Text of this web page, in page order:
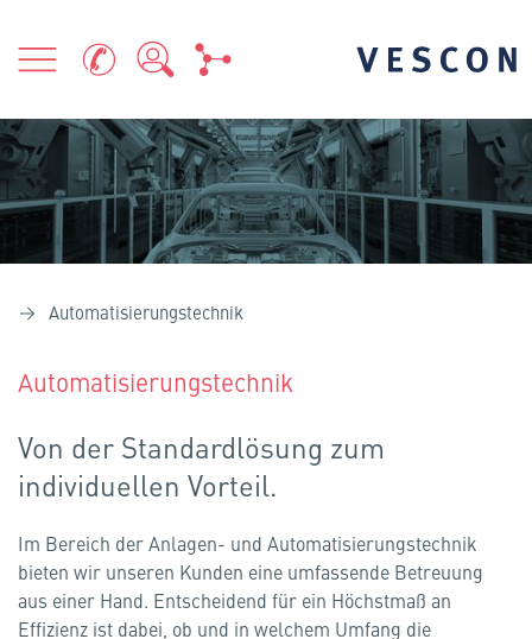
Automatisierungstechnik
Automatisierungstechnik
Von der Standardlösung zum
individuellen Vorteil.
Im Bereich der Anlagen- und Automatisierungstechnik
bieten wir unseren Kunden eine umfassende Betreuung
aus einer Hand. Entscheidend für ein Höchstmaß an
Effizienz ist dabei, ob und in welchem Umfang die